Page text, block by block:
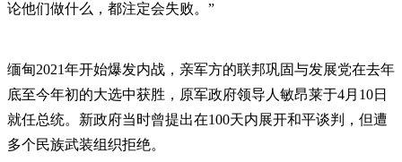
论他们做什么，都注定会失败。”
缅甸2021年开始爆发内战，亲军方的联邦巩固与发展党在去年
底至今年初的大选中获胜，原军政府领导人敏昂莱于4月10日
就任总统。新政府当时曾提出在100天内展开和平谈判，但遭
多个民族武装组织拒绝。